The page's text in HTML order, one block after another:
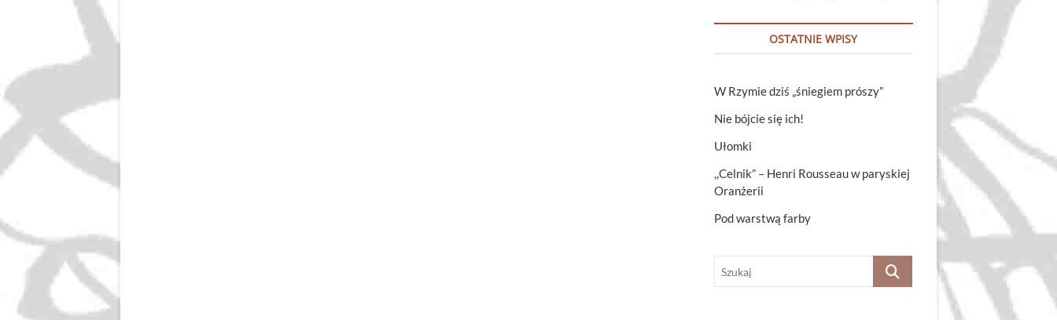
OSTATNIE WPISY
W Rzymie dziś „śniegiem prószy”
Nie bójcie się ich!
Ułomki
,,Celnik” – Henri Rousseau w paryskiej
Oranżerii
Pod warstwą farby
Szukaj